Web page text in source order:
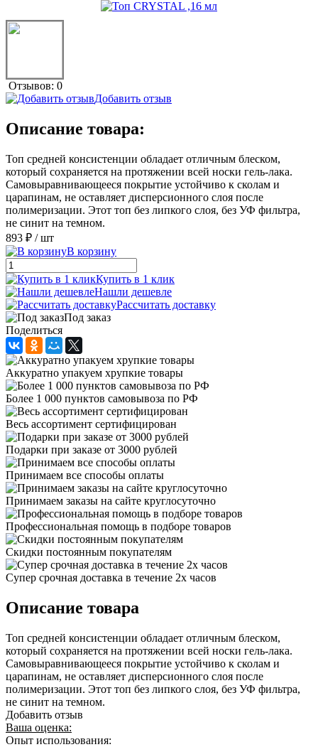
Отзывов: 0
Добавить отзыв
Описание товара:
Топ средней консистенции обладает отличным блеском,
который сохраняется на протяжении всей носки гель-лака.
Самовыравнивающееся покрытие устойчиво к сколам и
царапинам, не оставляет дисперсионного слоя после
полимеризации. Этот топ без липкого слоя, без УФ фильтра,
не синит на темном.
893 ₽ / шт
В корзину
Купить в 1 клик
Нашли дешевле
Рассчитать доставку
Под заказ
Поделиться
Аккуратно упакуем хрупкие товары
Более 1 000 пунктов самовывоза по РФ
Весь ассортимент сертифицирован
Подарки при заказе от 3000 рублей
Принимаем все способы оплаты
Принимаем заказы на сайте круглосуточно
Профессиональная помощь в подборе товаров
Скидки постоянным покупателям
Супер срочная доставка в течение 2х часов
Описание товара
Топ средней консистенции обладает отличным блеском,
который сохраняется на протяжении всей носки гель-лака.
Самовыравнивающееся покрытие устойчиво к сколам и
царапинам, не оставляет дисперсионного слоя после
полимеризации. Этот топ без липкого слоя, без УФ фильтра,
не синит на темном.
Добавить отзыв
Ваша оценка:
Опыт использования: